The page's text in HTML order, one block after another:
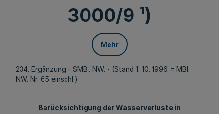
3000/9 ¹)
Mehr
234. Ergänzung - SMBl. NW. - (Stand 1. 10. 1996 = MBl.
NW. Nr. 65 einschl.)
Berücksichtigung der Wasserverluste in